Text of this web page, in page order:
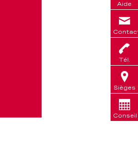
Aide
Tél.
Sièges
Conseil